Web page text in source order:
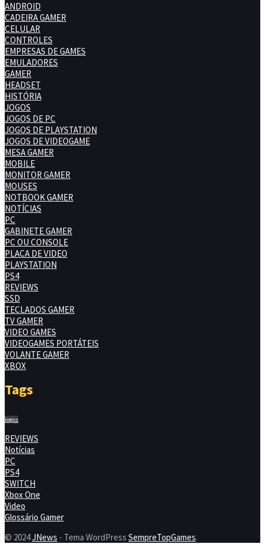
ANDROID
CADEIRA GAMER
CELULAR
CONTROLES
EMPRESAS DE GAMES
EMULADORES
GAMER
HEADSET
HISTÓRIA
JOGOS
JOGOS DE PC
JOGOS DE PLAYSTATION
JOGOS DE VIDEOGAME
MESA GAMER
MOBILE
MONITOR GAMER
MOUSES
NOTBOOK GAMER
NOTÍCIAS
PC
GABINETE GAMER
PC OU CONSOLE
PLACA DE VIDEO
PLAYSTATION
PS4
REVIEWS
SSD
TECLADOS GAMER
TV GAMER
VIDEO GAMES
VIDEOGAMES PORTÁTEIS
VOLANTE GAMER
XBOX
Tags
jogos
REVIEWS
Notícias
PC
PS4
SWITCH
Xbox One
Video
Glossário Gamer
© 2024JNews - Tema WordPress SempreTopGames.